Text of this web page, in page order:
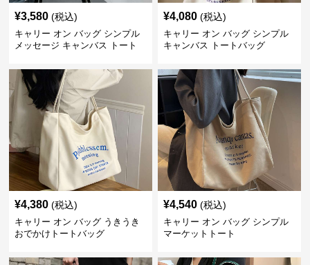
¥3,580 (税込)
キャリー オン バッグ シンプル
メッセージ キャンバス トート
¥4,080 (税込)
キャリー オン バッグ シンプル
キャンバス トートバッグ
¥4,380 (税込)
キャリー オン バッグ うきうき
おでかけトートバッグ
¥4,540 (税込)
キャリー オン バッグ シンプル
マーケットトート